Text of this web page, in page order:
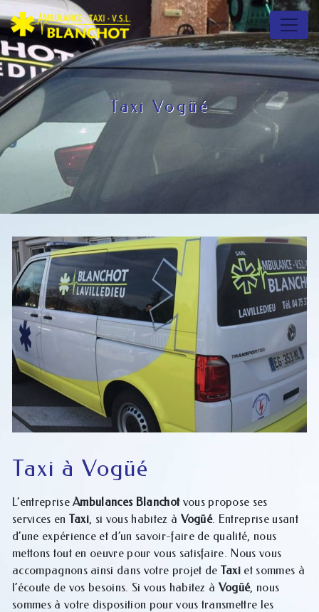
Panneau de gestion des cookies
Taxi Vogüé
Taxi à Vogüé
L’entrepriseAmbulances Blanchotvous propose ses
services en Taxi, si vous habitez à Vogüé. Entreprise usant
d’une expérience et d’un savoir-faire de qualité, nous
mettons tout en oeuvre pour vous satisfaire. Nous vous
accompagnons ainsi dans votre projet de Taxi et sommes à
l’écoute de vos besoins. Si vous habitez à Vogüé, nous
sommes à votre disposition pour vous transmettre les